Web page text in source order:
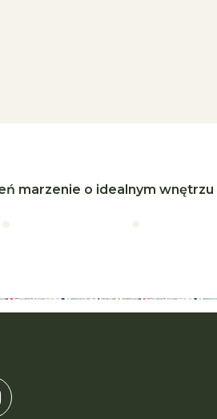
marzenie o idealnym